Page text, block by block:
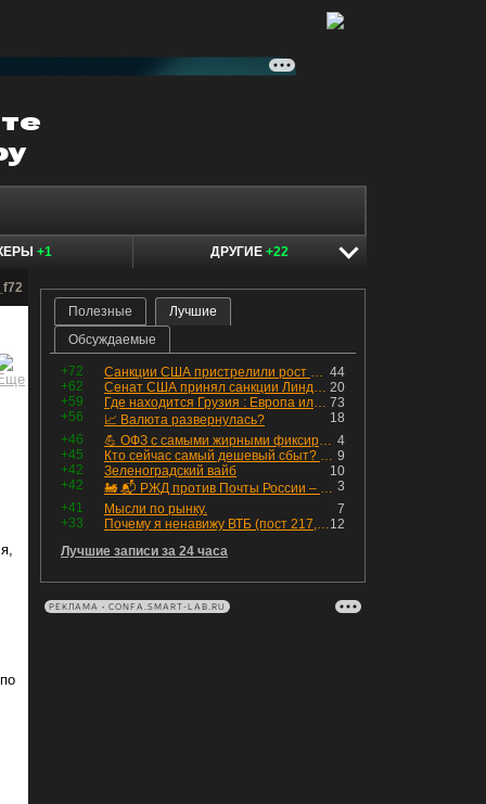
+1 ДРУГИЕ +22
Полезные
Лучшие
Обсуждаемые
+72 44
Санкции США пристрелили рост акций в России
+62
20
Сенат США принял санкции Линдси Грэма против России
+59
73
Где находится Грузия : Европа или Азия
+56
18
📈 Валюта развернулась?
+46
4
💪 ОФЗ с самыми жирными фиксированными купонами
+45
9
Кто сейчас самый дешевый сбыт? Сводный пост по сбытовым компаниям по отчетам РСБУ за Q2 26г.
+42
10
Зеленоградский вайб
+42
3
🚂 📬 РЖД против Почты России – Какие облигации выбрать?
+41
7
Мысли по рынку.
+33
12
Почему я ненавижу ВТБ (пост 217, 12+)
Лучшие записи за 24 часа
РЕКЛАМА • CONFA.SMART-LAB.RU